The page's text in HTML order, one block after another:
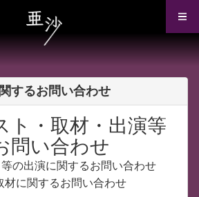
するお問い合わせ
ト・取材・出演等
問い合わせ
の出演に関するお問い合わせ
材に関するお問い合わせ